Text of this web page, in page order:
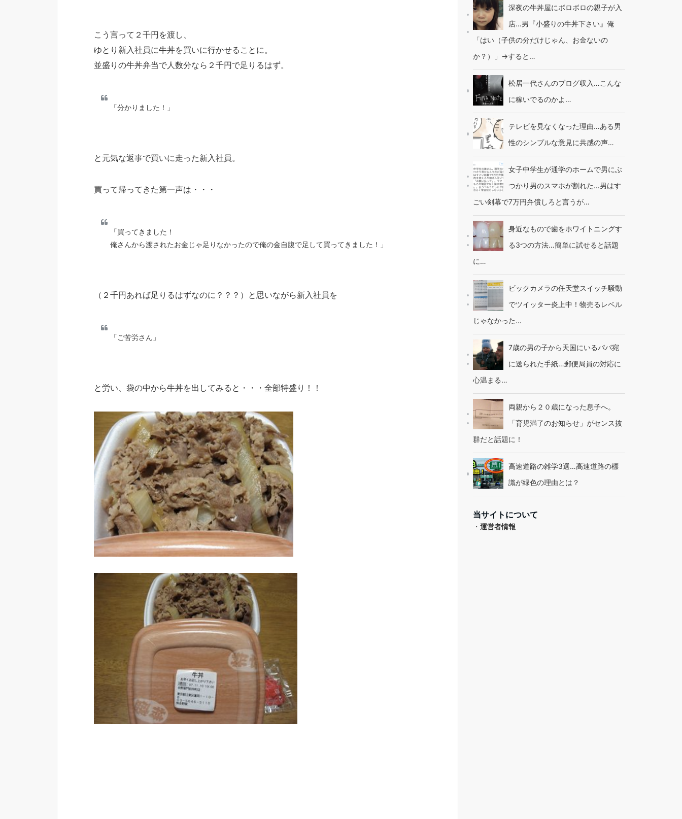
こう言って２千円を渡し、
ゆとり新入社員に牛丼を買いに行かせることに。
並盛りの牛丼弁当で人数分なら２千円で足りるはず。
「分かりました！」
と元気な返事で買いに走った新入社員。
買って帰ってきた第一声は・・・
「買ってきました！
俺さんから渡されたお金じゃ足りなかったので俺の金自腹で足して買ってきました！」
（２千円あれば足りるはずなのに？？？）と思いながら新入社員を
「ご苦労さん」
と労い、袋の中から牛丼を出してみると・・・全部特盛り！！
深夜の牛丼屋にボロボロの親子が入
店…男『小盛りの牛丼下さい』俺
「はい（子供の分だけじゃん、お金ないの
か？）」→すると…
松居一代さんのブログ収入…こんな
に稼いでるのかよ…
テレビを見なくなった理由…ある男
性のシンプルな意見に共感の声…
女子中学生が通学のホームで男にぶ
つかり男のスマホが割れた…男はす
ごい剣幕で7万円弁償しろと言うが…
身近なもので歯をホワイトニングす
る3つの方法…簡単に試せると話題
に…
ビックカメラの任天堂スイッチ騒動
でツイッター炎上中！物売るレベル
じゃなかった…
7歳の男の子から天国にいるパパ宛
に送られた手紙…郵便局員の対応に
心温まる…
両親から２０歳になった息子へ。
「育児満了のお知らせ」がセンス抜
群だと話題に！
高速道路の雑学3選…高速道路の標
識が緑色の理由とは？
当サイトについて
・ 運営者情報